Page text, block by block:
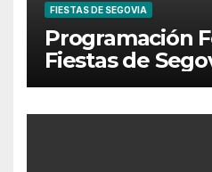
FIESTAS DE SEGOVIA
Programación
Fiestas de
de Junio